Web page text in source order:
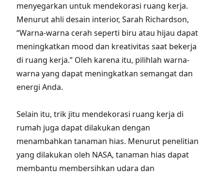
menyegarkan untuk mendekorasi ruang kerja.
Menurut ahli desain interior, Sarah Richardson,
“Warna-warna cerah seperti biru atau hijau dapat
meningkatkan mood dan kreativitas saat bekerja
di ruang kerja.” Oleh karena itu, pilihlah warna-
warna yang dapat meningkatkan semangat dan
energi Anda.
Selain itu, trik jitu mendekorasi ruang kerja di
rumah juga dapat dilakukan dengan
menambahkan tanaman hias. Menurut penelitian
yang dilakukan oleh NASA, tanaman hias dapat
membantu membersihkan udara dan